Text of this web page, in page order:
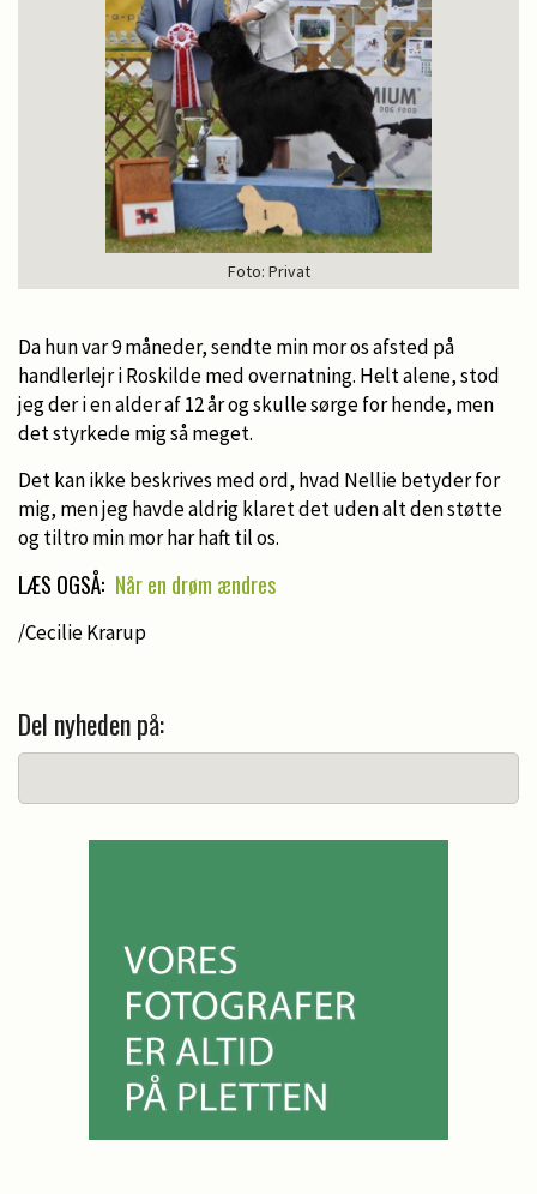
Foto: Privat
Da hun var 9 måneder, sendte min mor os afsted på
handlerlejr i Roskilde med overnatning. Helt alene, stod
jeg der i en alder af 12 år og skulle sørge for hende, men
det styrkede mig så meget.
Det kan ikke beskrives med ord, hvad Nellie betyder for
mig, men jeg havde aldrig klaret det uden alt den støtte
og tiltro min mor har haft til os.
LÆS OGSÅ: Når en drøm ændres
/Cecilie Krarup
Del nyheden på: